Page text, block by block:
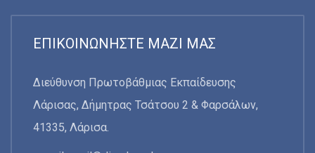
ΕΠΙΚΟΙΝΩΝΉΣΤΕ ΜΑΖΊ ΜΑΣ
Διεύθυνση Πρωτοβάθμιας Εκπαίδευσης
Λάρισας, Δήμητρας Τσάτσου 2 & Φαρσάλων,
41335, Λάρισα.